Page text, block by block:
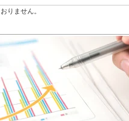
りません。